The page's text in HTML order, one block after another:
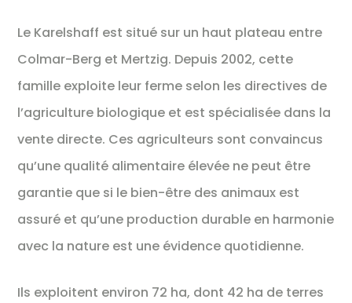
Le Karelshaff est situé sur un haut plateau entre
Colmar-Berg et Mertzig. Depuis 2002, cette
famille exploite leur ferme selon les directives de
l’agriculture biologique et est spécialisée dans la
vente directe. Ces agriculteurs sont convaincus
qu’une qualité alimentaire élevée ne peut être
garantie que si le bien-être des animaux est
assuré et qu’une production durable en harmonie
avec la nature est une évidence quotidienne.
Ils exploitent environ 72 ha, dont 42 ha de terres